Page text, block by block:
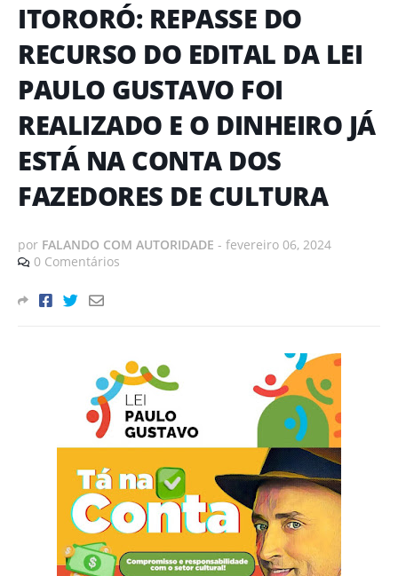
ITORORÓ: REPASSE DO
RECURSO DO EDITAL DA LEI
PAULO GUSTAVO FOI
REALIZADO E O DINHEIRO JÁ
ESTÁ NA CONTA DOS
FAZEDORES DE CULTURA
por FALANDO COM AUTORIDADE - fevereiro 06, 2024
0 Comentários